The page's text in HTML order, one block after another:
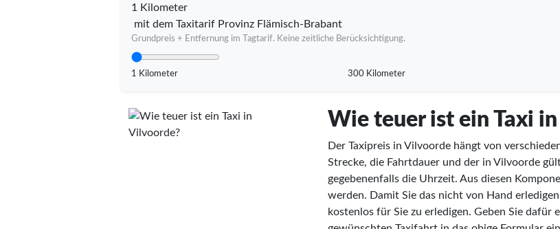
1 Kilometer
mit dem Taxitarif Provinz Flämisch-Brabant
Grundpreis + Entfernung im Tagtarif. Keine zeitliche Berücksichtigung.
1 Kilometer 300 Kilometer
Wie teuer ist ein Taxi
Der Taxipreis in Vilvoorde hängt von
Strecke, die Fahrtdauer und der in Vilvoorde
gegebenenfalls die Uhrzeit. Aus diesen
werden. Damit Sie das nicht von Hand
kostenlos für Sie zu erledigen. Geben Sie dafür